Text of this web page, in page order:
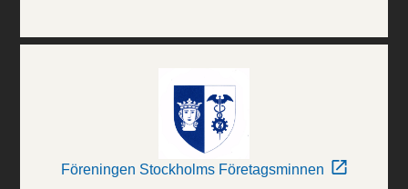
Föreningen Stockholms Företagsminnen